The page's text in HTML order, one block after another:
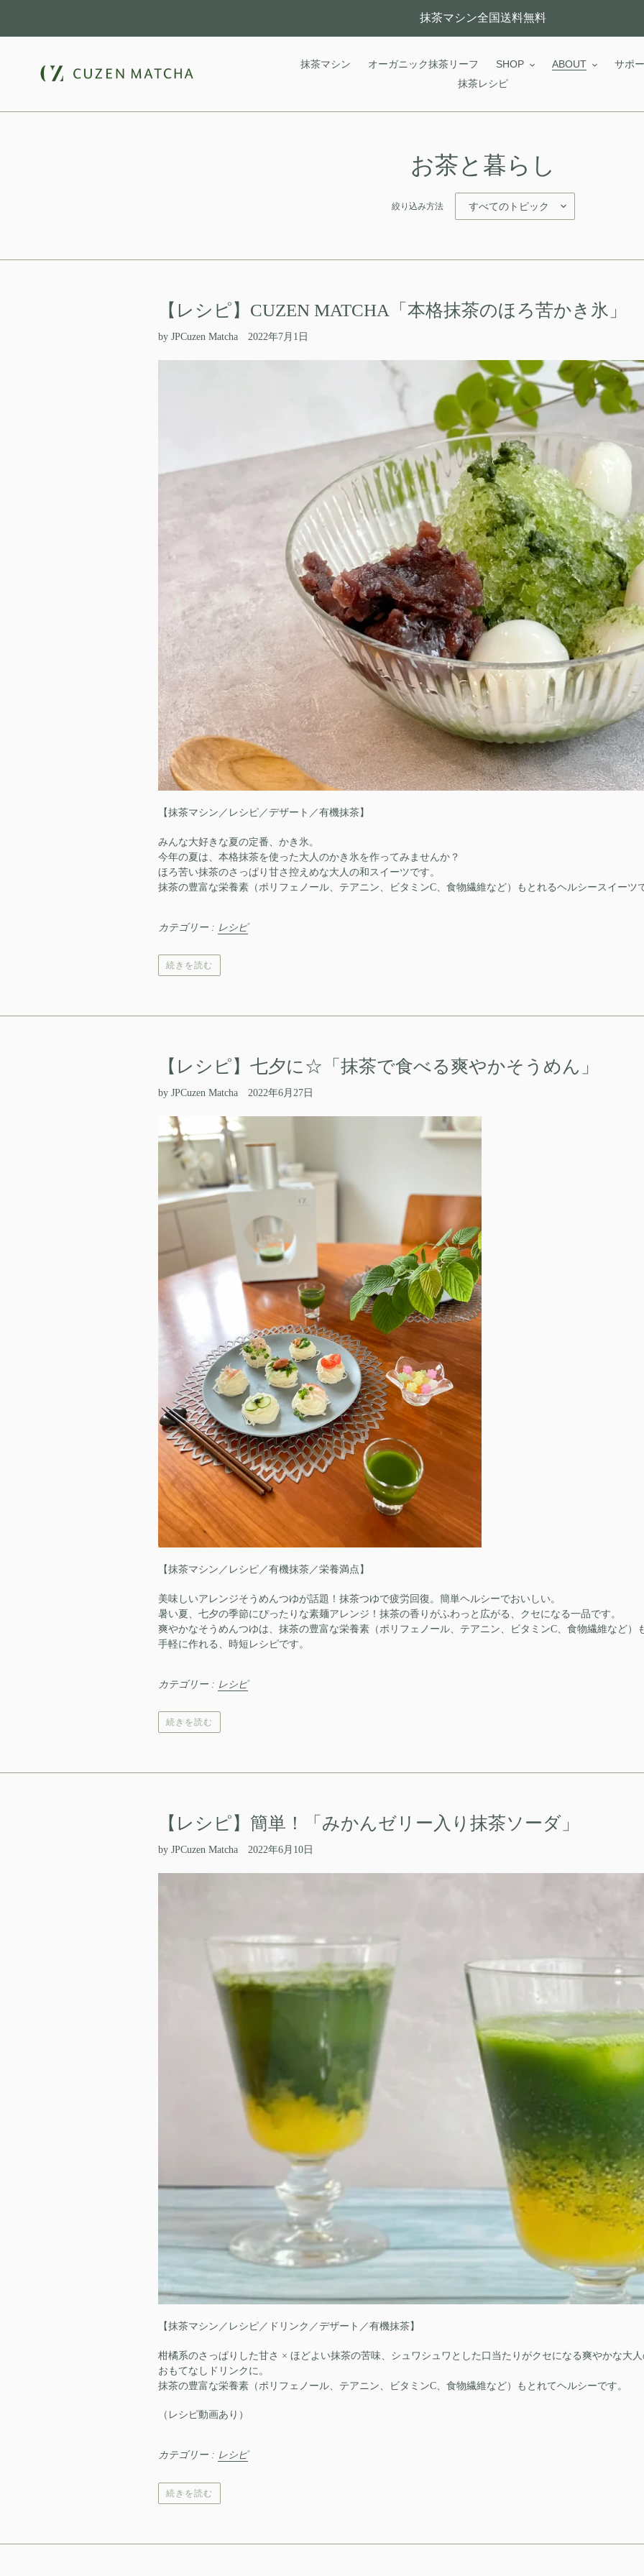
テ
キ
抹茶マシン全国送料無料
抹茶マシン オーガニック抹茶リーフ SHOP ABOUT
サポ
抹茶レシピ
お茶と暮らし
絞り込み方法
【レシピ】CUZEN MATCHA「本格抹茶のほろ苦かき氷」
by JPCuzen Matcha 2022年7月1日
【抹茶マシン／レシピ／デザート／有機抹茶】
みんな大好きな夏の定番、かき氷。
今年の夏は、本格抹茶を使った大人のかき氷を作ってみませんか？
ほろ苦い抹茶の⁡さっぱり甘さ控えめな大人の和スイーツです。
抹茶の豊富な栄養素（ポリフェノール、テアニン、ビタミンC、食物繊維など）もとれるヘルシースイーツ
カテゴリー : レシピ
続きを読む
【レシピ】七夕に☆「抹茶で食べる爽やかそうめん」
by JPCuzen Matcha 2022年6月27日
【抹茶マシン／レシピ／有機抹茶／栄養満点】
美味しいアレンジそうめんつゆが話題！抹茶つゆで疲労回復。簡単ヘルシーでおいしい。
暑い夏、七夕の季節にぴったりな素麺アレンジ！抹茶の香りがふわっと広がる、クセになる一品です。
爽やかなそうめんつゆは、抹茶の豊富な栄養素（ポリフェノール、テアニン、ビタミンC、食物繊維など）
手軽に作れる、時短レシピです。
カテゴリー : レシピ
続きを読む
【レシピ】簡単！「みかんゼリー入り抹茶ソーダ」
by JPCuzen Matcha 2022年6月10日
【抹茶マシン／レシピ／ドリンク／デザート／有機抹茶】
柑橘系のさっぱりした甘さ × ほどよい抹茶の苦味、シュワシュワとした口当たりがクセになる爽やかな大
おもてなしドリンクに。
抹茶の豊富な栄養素（ポリフェノール、テアニン、ビタミンC、食物繊維など）もとれてヘルシーです。
（レシピ動画あり）
カテゴリー : レシピ
続きを読む